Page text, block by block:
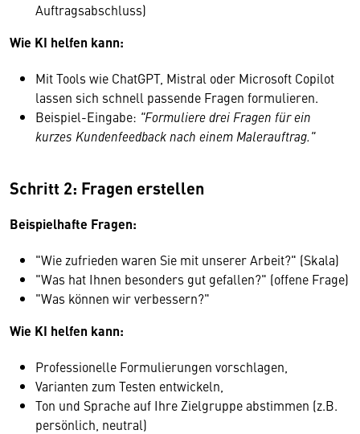
Auftragsabschluss)
Wie KI helfen kann:
Mit Tools wie ChatGPT, Mistral oder Microsoft Copilot
lassen sich schnell passende Fragen formulieren.
Beispiel-Eingabe: "Formuliere drei Fragen für ein
kurzes Kundenfeedback nach einem Malerauftrag."
Schritt 2: Fragen erstellen
Beispielhafte Fragen:
"Wie zufrieden waren Sie mit unserer Arbeit?" (Skala)
"Was hat Ihnen besonders gut gefallen?" (offene Frage)
"Was können wir verbessern?"
Wie KI helfen kann:
Professionelle Formulierungen vorschlagen,
Varianten zum Testen entwickeln,
Ton und Sprache auf Ihre Zielgruppe abstimmen (z.B.
persönlich, neutral)